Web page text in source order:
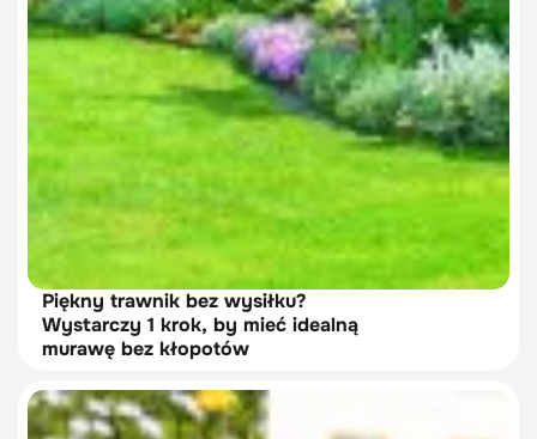
Piękny trawnik bez wysiłku?
Wystarczy 1 krok, by mieć idealną
murawę bez kłopotów